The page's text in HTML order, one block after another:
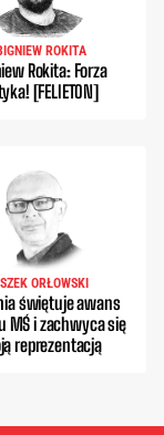
ROKITA
Rokita: Forza
[FELIETON]
ORŁOWSKI
świętuje awans
MŚ i zachwyca się
reprezentacją